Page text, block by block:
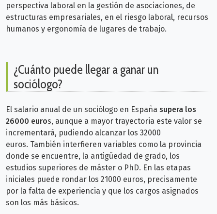
perspectiva laboral en la gestión de asociaciones, de
estructuras empresariales, en el riesgo laboral, recursos
humanos y ergonomía de lugares de trabajo.
¿Cuánto puede llegar a ganar un
sociólogo?
El salario anual de un sociólogo en España supera los
26000 euros, aunque a mayor trayectoria este valor se
incrementará, pudiendo alcanzar los 32000
euros. También interfieren variables como la provincia
donde se encuentre, la antigüedad de grado, los
estudios superiores de máster o PhD. En las etapas
iniciales puede rondar los 21000 euros, precisamente
por la falta de experiencia y que los cargos asignados
son los más básicos.